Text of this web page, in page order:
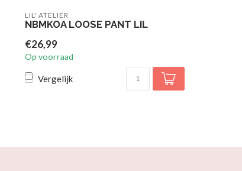
LIL' ATELIER
NBMKOA LOOSE PANT LIL
€26,99
Op voorraad
Vergelijk